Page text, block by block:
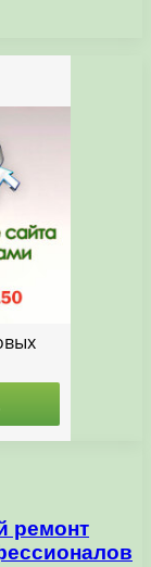
ремонт